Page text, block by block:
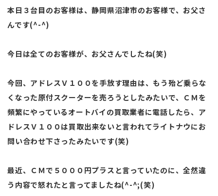
本日３台目のお客様は、静岡県沼津市のお客様で、お父さ
んです(^-^)
今日は全てのお客様が、お父さんでしたね(笑)
今回、アドレスＶ１００を手放す理由は、もう殆ど乗らな
くなった原付スクーターを売ろうとしたみたいで、ＣＭを
頻繁にやっているオートバイの買取業者に電話したら、ア
ドレスＶ１００は買取出来ないと言われてライトナウにお
問い合わせ下さったみたいです(笑)
最近、ＣＭで５０００円プラスと言っていたのに、全然違
う内容で怒れたと言ってましたね(^-^;(笑)